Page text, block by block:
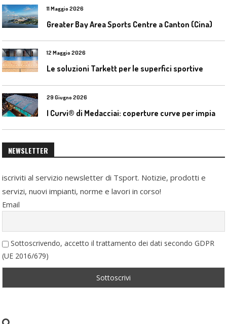
11 Maggio 2026
Greater Bay Area Sports Centre a Canton (Cina)
12 Maggio 2026
Le soluzioni Tarkett per le superfici sportive
29 Giugno 2026
NEWSLETTER
iscriviti al servizio newsletter di Tsport. Notizie, prodotti e
servizi, nuovi impianti, norme e lavori in corso!
Email
Sottoscrivendo, accetto il trattamento dei dati secondo GDPR
(UE 2016/679)